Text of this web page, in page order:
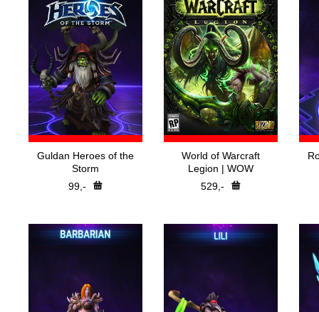
Guldan Heroes of the
Storm
99,-
World of Warcraft
Legion | WOW
529,-